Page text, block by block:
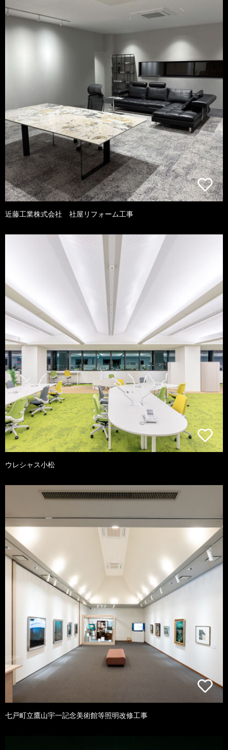
近藤工業株式会社 社屋リフォーム工事
ウレシャス小松
七戸町立鷹山宇一記念美術館等照明改修工事